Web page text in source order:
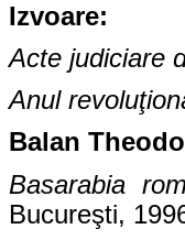
Izvoare:
Acte judiciare
Anul
Balan
Basarabia
Bucureşti,